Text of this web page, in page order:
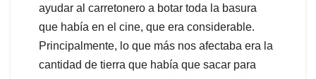
ayudar al carretonero a botar toda la basura
que había en el cine, que era considerable.
Principalmente, lo que más nos afectaba era la
cantidad de tierra que había que sacar para